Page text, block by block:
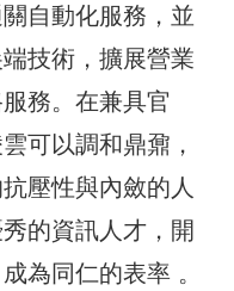
自動化服務，並
技術，擴展營業
務。在兼具官
可以調和鼎鼐，
壓性與內斂的人
的資訊人才，開
為同仁的表率 。